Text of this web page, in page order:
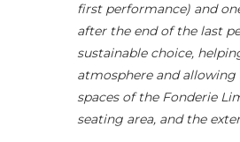
first performance) and
after the end of the last
sustainable choice,
atmosphere and
spaces of the Fonderie
seating area, and the